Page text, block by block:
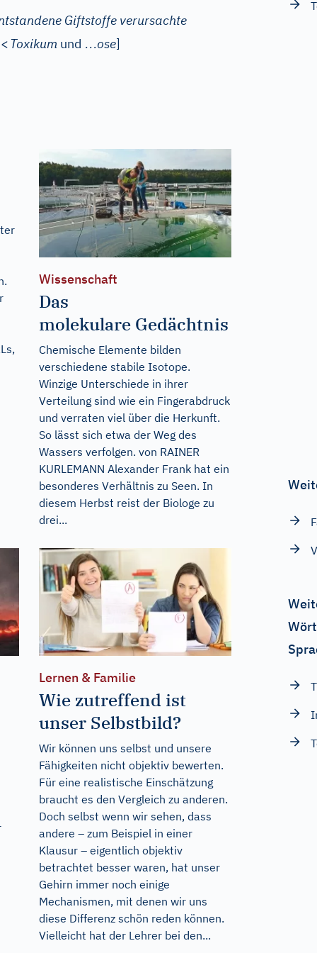
Giftstoffe verursachte
<Toxikum und …ose]
Wissenschaft
Das
molekulare Gedächtnis
Chemische Elemente bilden
verschiedene stabile Isotope.
Winzige Unterschiede in ihrer
Verteilung sind wie ein Fingerabdruck
und verraten viel über die Herkunft.
So lässt sich etwa der Weg des
Wassers verfolgen. von RAINER
KURLEMANN Alexander Frank hat ein
besonderes Verhältnis zu Seen. In
diesem Herbst reist der Biologe zu
drei...
Lernen & Familie
Wie zutreffend ist
unser Selbstbild?
Wir können uns selbst und unsere
Fähigkeiten nicht objektiv bewerten.
Für eine realistische Einschätzung
braucht es den Vergleich zu anderen.
Doch selbst wenn wir sehen, dass
andere – zum Beispiel in einer
Klausur – eigentlich objektiv
betrachtet besser waren, hat unser
Gehirn immer noch einige
Mechanismen, mit denen wir uns
diese Differenz schön reden können.
Vielleicht hat der Lehrer bei den...